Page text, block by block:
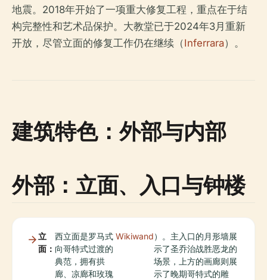
地震。2018年开始了一项重大修复工程，重点在于结
构完整性和艺术品保护。大教堂已于2024年3月重新
开放，尽管立面的修复工作仍在继续（Inferrara）。
建筑特色：外部与内部
外部：立面、入口与钟楼
立
面：
西立面是罗马式
向哥特式过渡的
典范，拥有拱
廊、凉廊和玫瑰
Wikiwand）。主入口的月形墙展
示了圣乔治战胜恶龙的
场景，上方的画廊则展
示了晚期哥特式的雕